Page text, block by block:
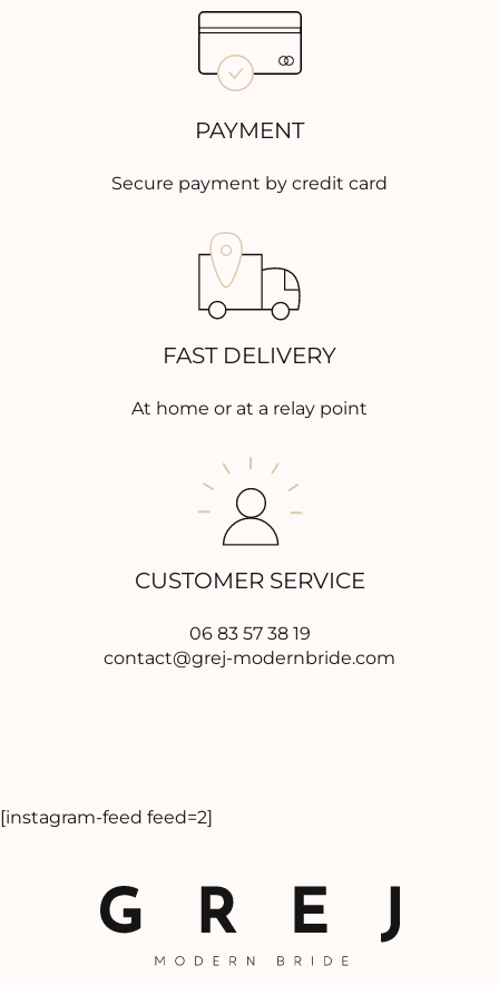
PAYMENT
Secure payment by credit card
FAST DELIVERY
At home or at a relay point
CUSTOMER SERVICE
06 83 57 38 19
contact@grej-modernbride.com
[instagram-feed feed=2]